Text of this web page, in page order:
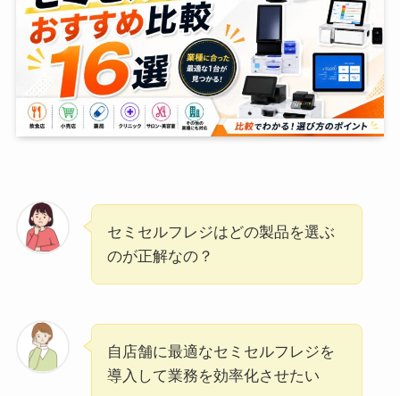
セミセルフレジはどの製品を選ぶ
のが正解なの？
自店舗に最適なセミセルフレジを
導入して業務を効率化させたい